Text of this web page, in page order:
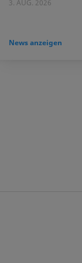
3. AUG. 2026
News anzeigen